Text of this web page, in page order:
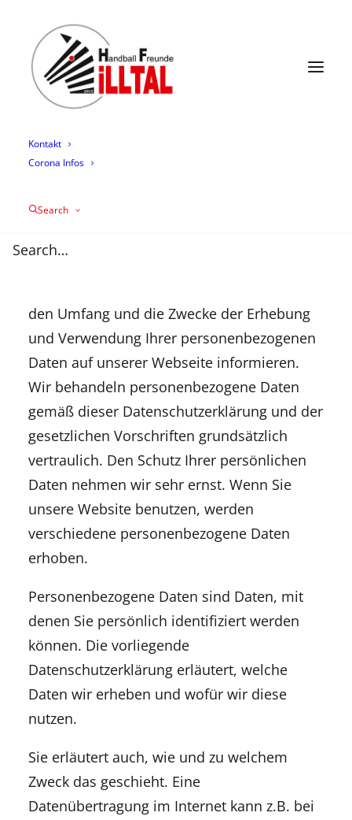
Termine
Mannschaften
Trainingszeiten
Mediathek
Über uns
Kontakt
Corona Infos
Search
Datenschutzerklärung
Allgemeine Hinweise
den Umfang und die Zwecke der Erhebung
und Verwendung Ihrer personenbezogenen
Daten auf unserer Webseite informieren.
Wir behandeln personenbezogene Daten
gemäß dieser Datenschutzerklärung und der
gesetzlichen Vorschriften grundsätzlich
vertraulich. Den Schutz Ihrer persönlichen
Daten nehmen wir sehr ernst. Wenn Sie
unsere Website benutzen, werden
verschiedene personenbezogene Daten
erhoben.
Personenbezogene Daten sind Daten, mit
denen Sie persönlich identifiziert werden
können. Die vorliegende
Datenschutzerklärung erläutert, welche
Daten wir erheben und wofür wir diese
nutzen.
Sie erläutert auch, wie und zu welchem
Zweck das geschieht. Eine
Datenübertragung im Internet kann z.B. bei